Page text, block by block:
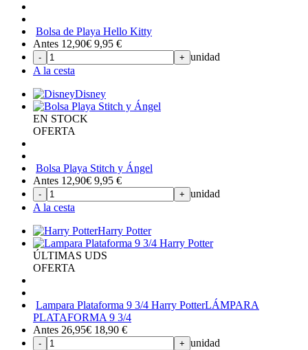
Bolsa de Playa Hello Kitty
Antes 12,90€ 9,95 €
- + unidad
A la cesta
Disney
EN STOCK
OFERTA
Bolsa Playa Stitch y Ángel
Antes 12,90€ 9,95 €
- + unidad
A la cesta
Harry Potter
ÚLTIMAS UDS
OFERTA
Lampara Plataforma 9 3/4 Harry PotterLÁMPARA
PLATAFORMA 9 3/4
Antes 26,95€ 18,90 €
- + unidad